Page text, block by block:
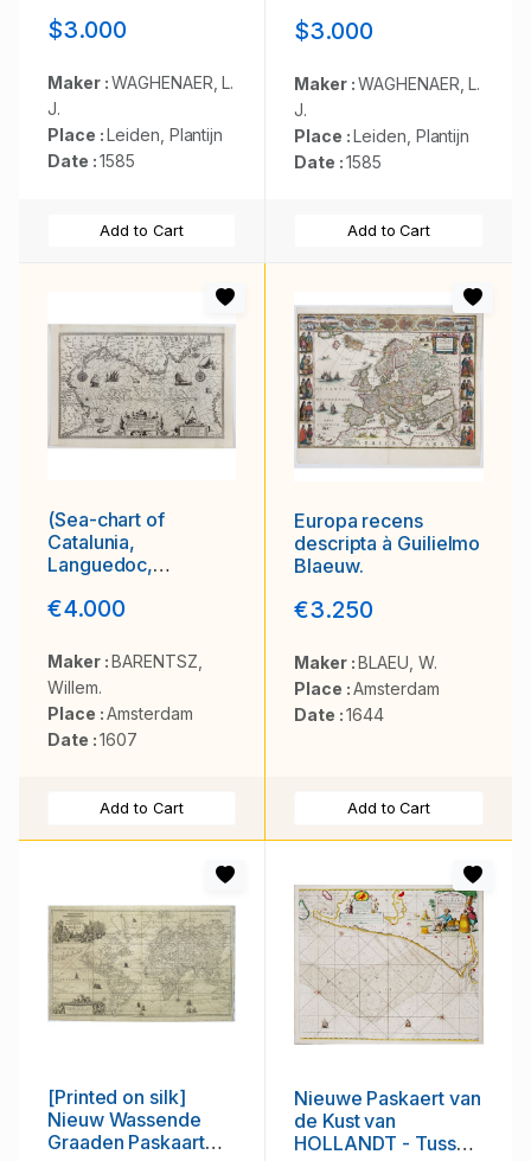
$3.000
Maker :WAGHENAER, L.
J.
Place :Leiden, Plantijn
Date :1585
Add to Cart
$3.000
Maker :WAGHENAER, L.
J.
Place :Leiden, Plantijn
Date :1585
Add to Cart
(Sea-chart of
Catalunia,
Languedoc,
d'Azur, Riviera,
Marseille, Cannes,
Nice, Monaco.)
€4.000
Maker :BARENTSZ,
Willem.
Place :Amsterdam
Date :1607
Add to Cart
Europa recens
descripta à Guilielmo
Blaeuw.
€3.250
Maker :BLAEU, W.
Place :Amsterdam
Date :1644
Add to Cart
[Printed on silk]
Nieuw Wassende
Graaden Paskaart
Nieuwe Paskaert van
de Kust van
HOLLANDT - Tussen